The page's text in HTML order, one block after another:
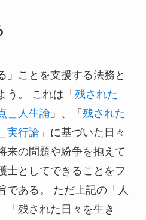
」ことを支援する法務と
う。 これは「 残された
＿人生論 」、「 残された
実行論 」に基づいた日々
来の問題や紛争を抱えて
士としてできることをフ
である。 ただ上記の「人
「残された日々を生き